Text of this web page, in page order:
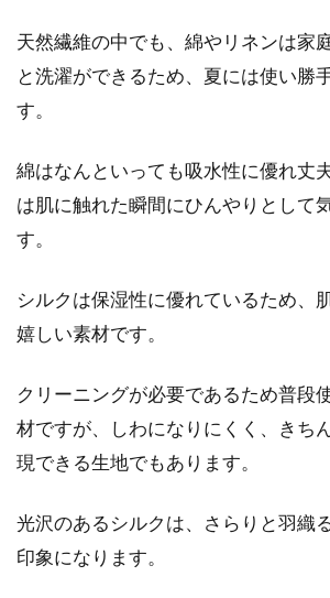
天然繊維の中でも、綿やリネンは家
と洗濯ができるため、夏には使い勝
す。
綿はなんといっても吸水性に優れ丈
は肌に触れた瞬間にひんやりとして
す。
シルクは保湿性に優れているため、
嬉しい素材です。
クリーニングが必要であるため普段
材ですが、しわになりにくく、きち
現できる生地でもあります。
光沢のあるシルクは、さらりと羽織
印象になります。